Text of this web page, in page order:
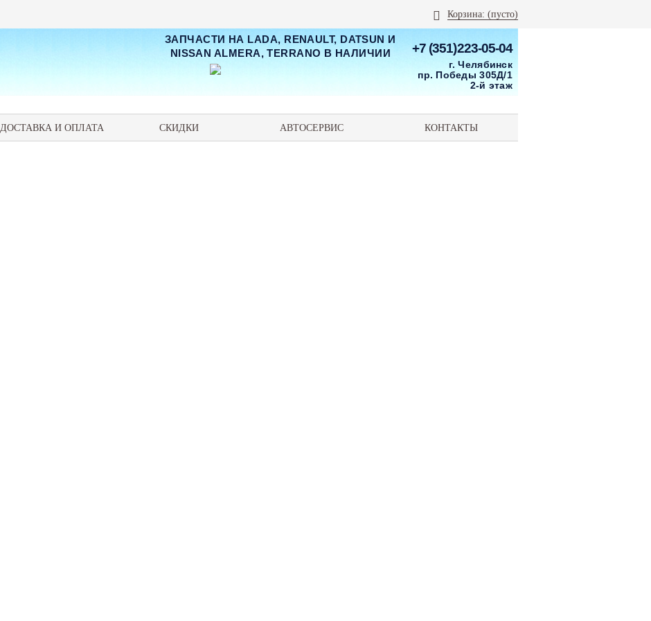
Корзина: (пусто)
ЗАПЧАСТИ НА LADA, RENAULT, DATSUN И
NISSAN ALMERA, TERRANO В НАЛИЧИИ
+7 (351)223-05-04
г. Челябинск
пр. Победы 305Д/1
2-й этаж
ДОСТАВКА И ОПЛАТА СКИДКИ АВТОСЕРВИС КОНТАКТЫ